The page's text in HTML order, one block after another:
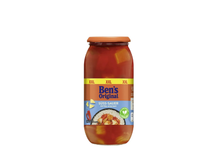
Bildergalerie überspringen